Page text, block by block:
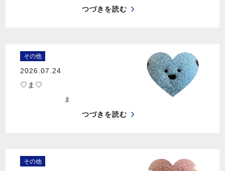
つづきを読む
その他
2026.07.24
♡ま♡
ま
つづきを読む
その他